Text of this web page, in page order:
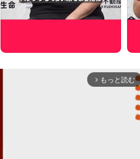
arrow_forward_ios もっと読む